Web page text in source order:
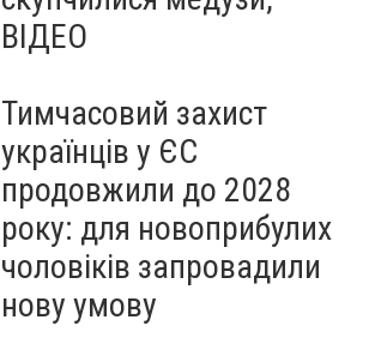
ВІДЕО
Тимчасовий захист
українців у ЄС
продовжили до 2028
року: для новоприбулих
чоловіків запровадили
нову умову